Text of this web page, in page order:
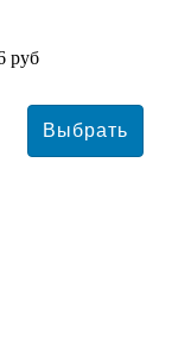
руб